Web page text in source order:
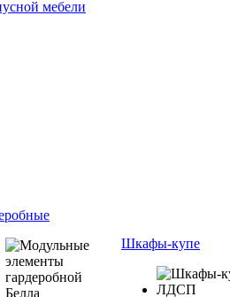
Шкафы-купе